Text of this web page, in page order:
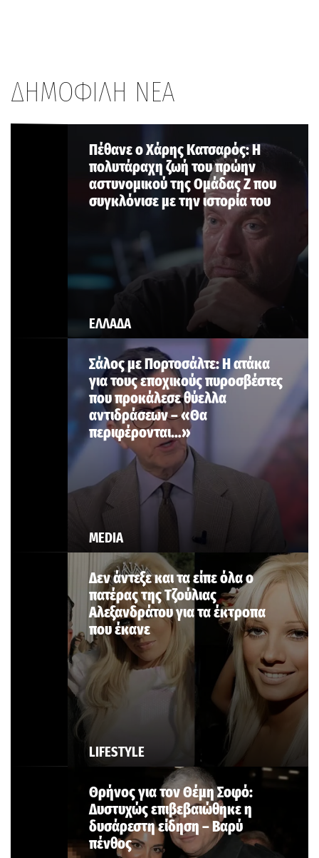
ΔΗΜΟΦΙΛΗ ΝΕΑ
ΕΛΛΑΔΑ
Πέθανε ο Χάρης Κατσαρός: Η
πολυτάραχη ζωή του πρώην
αστυνομικού της Ομάδας Ζ που
συγκλόνισε με την ιστορία του
MEDIA
Σάλος με Πορτοσάλτε: Η ατάκα
για τους εποχικούς πυροσβέστες
που προκάλεσε θύελλα
αντιδράσεων – «Θα
περιφέρονται…»
LIFESTYLE
Δεν άντεξε και τα είπε όλα ο
πατέρας της Τζούλιας
Αλεξανδράτου για τα έκτροπα
που έκανε
Θρήνος για τον Θέμη Σοφό:
Δυστυχώς επιβεβαιώθηκε η
δυσάρεστη είδηση – Βαρύ
πένθος